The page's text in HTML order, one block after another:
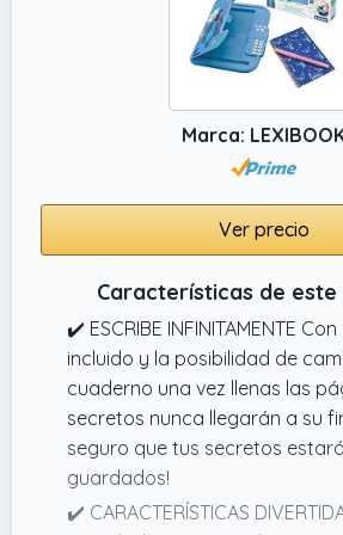
tableta viene equipada con un
para escribir o dibujar con
✔️ Descripción/
la comodidad de tomar notas
nuestra tableta de escritura
Marca:
Ver precio
Características de
✔️ ESCRIBE INFINITAMENTE
incluido y la posibilidad de
cuaderno una vez llenas las
secretos nunca llegarán a su
seguro que tus secretos
guardados!
✔️ CARACTERÍSTICAS